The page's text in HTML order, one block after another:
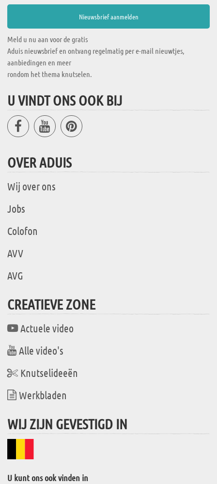
Meld u nu aan voor de gratis
Aduis nieuwsbrief en ontvang regelmatig per e-mail nieuwtjes,
aanbiedingen en meer
rondom het thema knutselen.
U VINDT ONS OOK BIJ
OVER ADUIS
Wij over ons
Jobs
Colofon
AVV
AVG
CREATIEVE ZONE
Actuele video
Alle video's
Knutselideeën
Werkbladen
WIJ ZIJN GEVESTIGD IN
U kunt ons ook vinden in